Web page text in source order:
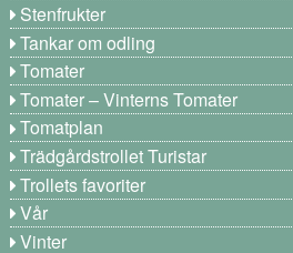
Stenfrukter
Tankar om odling
Tomater
Tomater – Vinterns Tomater
Tomatplan
Trädgårdstrollet Turistar
Trollets favoriter
Vår
Vinter